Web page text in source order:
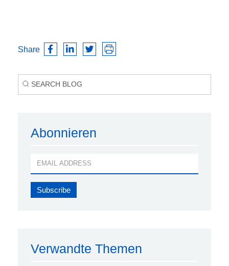
Share
Abonnieren
Verwandte Themen